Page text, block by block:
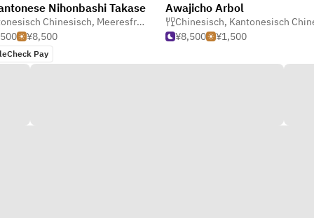
Nihonbashi Takase
Chinesisch, Meeresfrüchte
¥8,500
Pay
Awajicho Arbol
Chinesisch, Kantonesisch
¥8,500
¥1,500